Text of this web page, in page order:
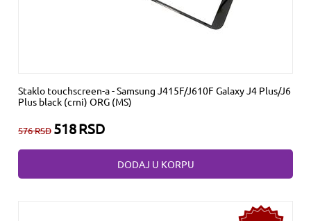
Staklo touchscreen-a - Samsung J415F/J610F Galaxy J4 Plus/J6
Plus black (crni) ORG (MS)
576RSD 518RSD
DODAJ U KORPU